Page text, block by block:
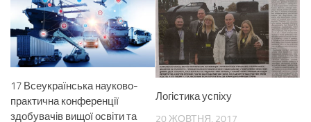
17 Всеукраїнська науково-
практична конференції
здобувачів вищої освіти та
Логістика успіху
20 ЖОВТНЯ, 2017